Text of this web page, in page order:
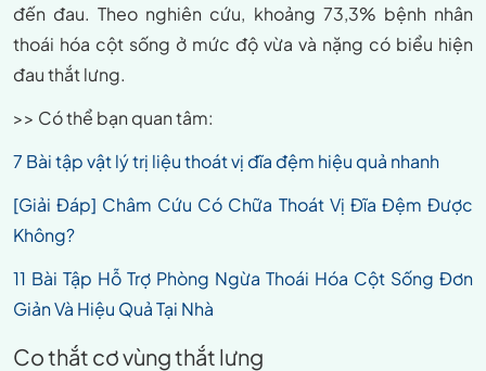
đến đau. Theo nghiên cứu, khoảng 73,3% bệnh nhân
thoái hóa cột sống ở mức độ vừa và nặng có biểu hiện
đau thắt lưng.
>> Có thể bạn quan tâm:
7 Bài tập vật lý trị liệu thoát vị đĩa đệm hiệu quả nhanh
[Giải Đáp] Châm Cứu Có Chữa Thoát Vị Đĩa Đệm Được
Không?
11 Bài Tập Hỗ Trợ Phòng Ngừa Thoái Hóa Cột Sống Đơn
Giản Và Hiệu Quả Tại Nhà
Co thắt cơ vùng thắt lưng